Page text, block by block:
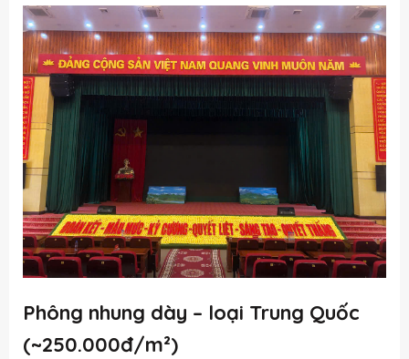
Phông nhung dày – loại Trung Quốc
(~250.000đ/m²)